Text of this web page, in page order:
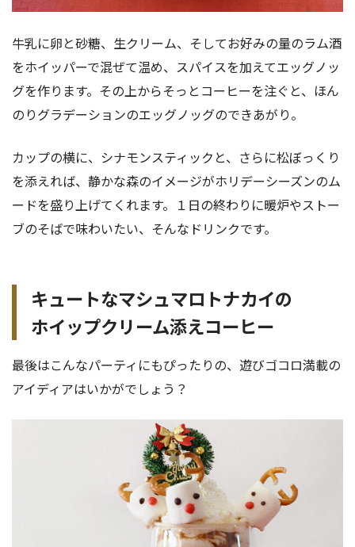
牛乳に卵と砂糖、生クリーム、そしてお好みの量のラム酒
をホイッパーで混ぜて温め、スパイスを加えてエッグノッ
グを作ります。その上からそっとコーヒーを注ぐと、ほん
のりグラデーションのエッグノッグのできあがり。
カップの横に、シナモンスティックと、さらに松ぼっくり
を添えれば、静かな森のイメージがホリデーシーズンのム
ードを盛り上げてくれます。１日の終わりに暖炉やストー
ブのそばで味わいたい、そんなドリンクです。
キュートなマシュマロトナカイの
ホイップクリーム添えコーヒー
最後はこんなパーティにもぴったりの、遊びゴコロ満載の
アイディアはいかがでしょう？